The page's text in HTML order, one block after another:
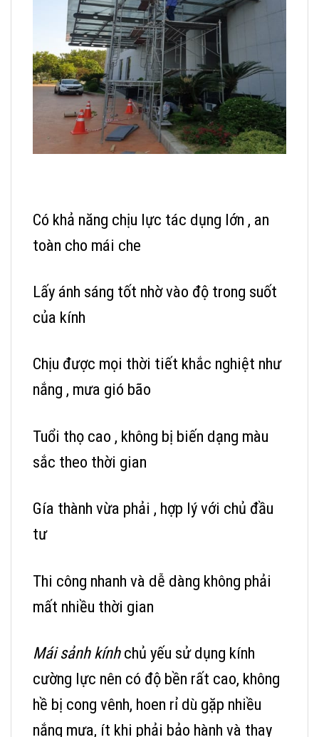
Có khả năng chịu lực tác dụng lớn , an
toàn cho mái che
Lấy ánh sáng tốt nhờ vào độ trong suốt
của kính
Chịu được mọi thời tiết khắc nghiệt như
nắng , mưa gió bão
Tuổi thọ cao , không bị biến dạng màu
sắc theo thời gian
Gía thành vừa phải , hợp lý với chủ đầu
tư
Thi công nhanh và dễ dàng không phải
mất nhiều thời gian
Mái sảnh kínhchủ yếu sử dụng kính
cường lực nên có độ bền rất cao, không
hề bị cong vênh, hoen rỉ dù gặp nhiều
nắng mưa, ít khi phải bảo hành và thay